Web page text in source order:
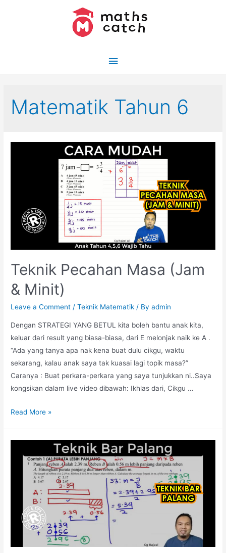
Main
Matematik Tahun 6
Teknik Pecahan Masa (Jam
& Minit)
Leave a Comment /Teknik Matematik / Byadmin
Dengan STRATEGI YANG BETUL kita boleh bantu anak kita,
keluar dari result yang biasa-biasa, dari E melonjak naik ke A .
“Ada yang tanya apa nak kena buat dulu cikgu, waktu
sekarang, kalau anak saya tak kuasai lagi topik masa?”
Caranya : Buat perkara-perkara yang saya tunjukkan ni..Saya
kongsikan dalam live video dibawah: Ikhlas dari, Cikgu …
Teknik
Read More »